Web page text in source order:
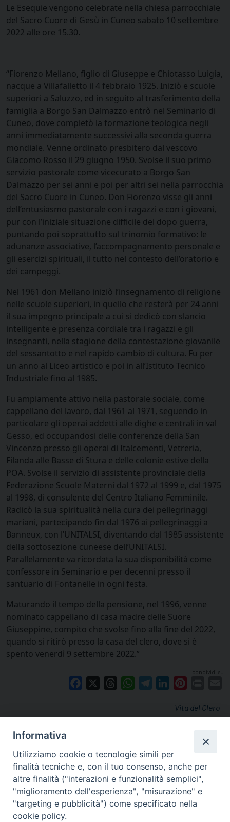
Le Esequie vengono celebrate nella chiesa parrocchiale
del Sacro Cuore di Gesù in Cuneo sabato 10 settembre
2022 alle ore 15.30.
“Fiorenzo Mellano, figlio di Giuseppe e Chiotasso Luigia,
nacque a Villafalletto il 4 febbraio 1925. Iniziò e scuole
superiori a Saluzzo, ed in seguito al trasferimento della
famiglia a Borgo San Dalmazzo entrò nel Seminario di
Cuneo, dove completò la formazione teologica negli
anni immediatamente successivi alla seconda guerra
mondiale. Venne ordinato presbitero dal vescovo
Giacomo Rosso il 29 giugno 1950. Svolse il suo primo
servizio pastorale come vicecurato a Borgo San
Dalmazzo per sei anni e poi per altri sei nella parrocchia
del Sacro Cuore in Cuneo. Don Fiorenzo visse gli anni
dell’entusiasmo pastorale con i ragazzi e con i giovani,
pur con l’iniziale situazione difficile del dopo guerra,
puntando poi soprattutto sul trinomio formativo: le
adunanze associative, l’accompagnamento personale e
gli esercizi spirituali, il tutto nel contesto dell’oratorio e
dei campeggi.
Nel 1961 don Mellano iniziò l’insegnamento di religione
nelle scuole superiori, in quello che resterà per 24 anni
il sua impegno principale a cui si dedicò con slancio
intelligente e presenza cordiale tra i ragazzi e gli
insegnanti, nella stagione della contestazione giovanile
del sessantotto e nel rapido cambio di cultura. Fu per
un anno al Liceo artistico e poi in all’Istituto Tecnico
Industriale fino al 1985.
Fu ampiamente attivo nella pastorale sociale, come
cappellano del lavoro, dal 1961 al 1971, seguendo in
particolare gli operai addetti alle dighe e centrali in val
Gesso, ed occupandosi delle conferenze della San
Vincenzo presso gli operai di Italcementi, Vetreria,
Filanda alle Basse di Stura e delle colonie estive della
POA. Svolse il servizio di assistente provinciale della
Federazione Scuole Materni dal 1972 al 1999 e, dal 1975
al 1998, di consulente del Centro Italiano Femminile.
Radicò la sua spiritualità nella cura dei pellegrinaggi
mariani, partecipando fin dal 1976 ai pellegrinaggi a
Banneux, con l’UNITALSI, diventando dal 1985 assistente
della sottosezione cuneese dell’UNITALSI.
Parallelamente va ricordata la sua disponibilità come
confessore in Seminario e per decenni presso il
santuario di Fontanelle in ogni festa.
Maturando il tempo della pensione, nel 1996, venne
nominato cappellano di casa madre delle Suore
Giuseppine, compito che svolse fino alla fine del 2022,
quando si ritirò presso la casa del clero, dove si è
spento venerdì 9 settembre 2022.”
condividi su
Facebook ThreadsWhatsAppTelegramLinkedIn
Vita del Clero
Informativa
Utilizziamo cookie o tecnologie simili per
finalità tecniche e, con il tuo consenso, anche per
altre finalità ("interazioni e funzionalità semplici",
"miglioramento dell'esperienza", "misurazione" e
"targeting e pubblicità") come specificato nella
cookie policy.